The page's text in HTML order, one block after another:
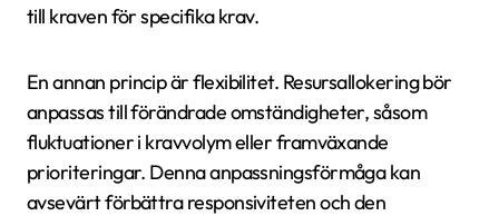
till kraven för specifika krav.
En annan princip är flexibilitet. Resursallokering bör
anpassas till förändrade omständigheter, såsom
fluktuationer i kravvolym eller framväxande
prioriteringar. Denna anpassningsförmåga kan
avsevärt förbättra responsiviteten och den